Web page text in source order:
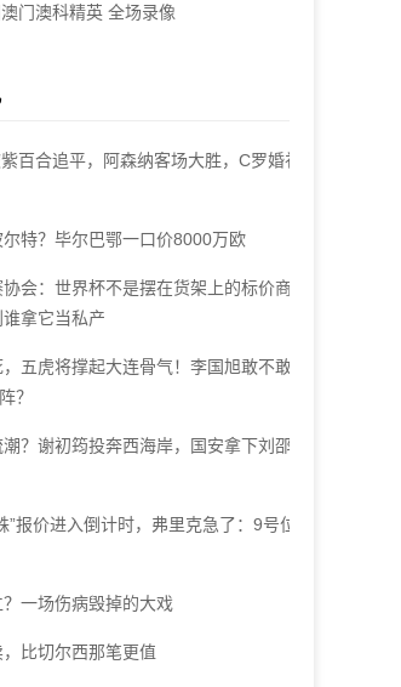
门澳科精英 全场录像
百合追平，阿森纳客场大胜，C罗婚礼
尔特？毕尔巴鄂一口价8000万欧
会：世界杯不是摆在货架上的标价商
拿它当私产
五虎将撑起大连骨气！李国旭敢不敢让
？
？谢初筠投奔西海岸，国安拿下刘邵子
”报价进入倒计时，弗里克急了：9号位快
一场伤病毁掉的大戏
比切尔西那笔更值